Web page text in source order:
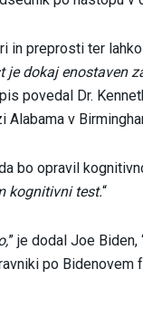
in preprosti ter
je dokaj enostaven
povedal Dr.
v
bo opravil
kognitivni test.“
” je dodal Joe Biden,
po